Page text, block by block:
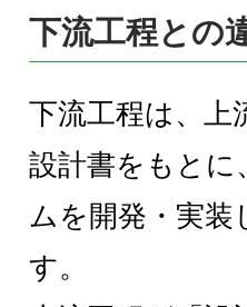
下流工程との
下流工程は、上
設計書をもとに
ムを開発・実装
す。